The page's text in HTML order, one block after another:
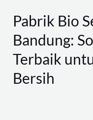
Pabrik Bio
Bandung:
Terbaik
Bersih
Pabrik
Bio
Septic
Tank
Bandung: